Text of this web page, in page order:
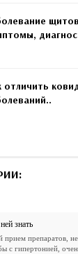
отличить
знать
прием препаратов,
с гипертонией,